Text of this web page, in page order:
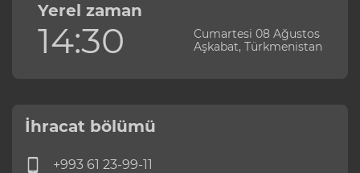
Yerel zaman
14:30
Cumartesi 08 Ağustos
Aşkabat, Türkmenistan
İhracat bölümü
+993 61 23-99-11